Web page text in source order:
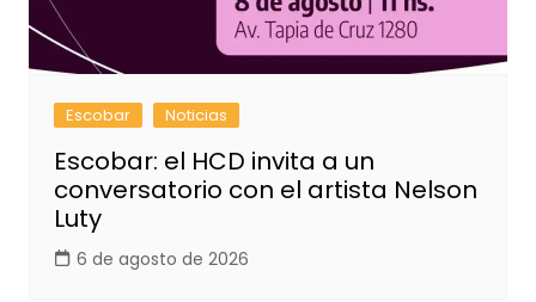
Escobar Noticias
Escobar: el HCD invita a un
conversatorio con el artista Nelson
Luty
6 de agosto de 2026